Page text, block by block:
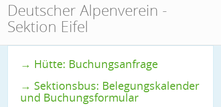
Deutscher Alpenverein -
Sektion Eifel
→ Hütte: Buchungsanfrage
→ Sektionsbus: Belegungskalender
und Buchungsformular